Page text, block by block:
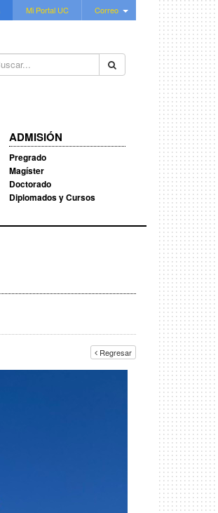
Mi Portal UC Correo
ADMISIÓN
Pregrado
Magíster
Doctorado
Diplomados y Cursos
Regresar